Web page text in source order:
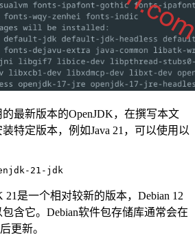
最新版本的OpenJDK，在撰写本文
装特定版本，例如Java 21，可以使用以
21-jdk
21是一个相对较新的版本，Debian 12
含它。Debian软件包存储库通常会在
更新。